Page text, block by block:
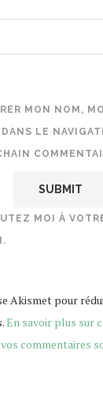
MON NOM,
LE
MOI À
Akismet pour
En savoir plus sur
commentaires